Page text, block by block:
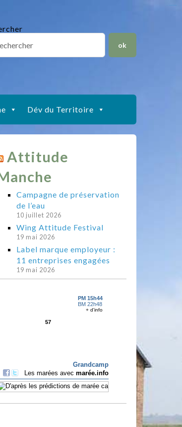
Dév du Territoire
Attitude
Campagne de préservation
de l’eau
10 juillet 2026
Wing Attitude Festival
19 mai 2026
Label marque employeur :
11 entreprises engagées
19 mai 2026